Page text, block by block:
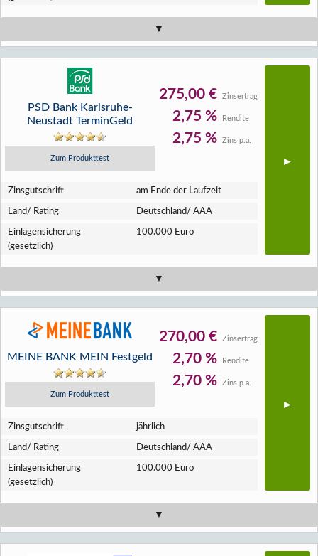
PSD Bank Karlsruhe-
Neustadt TerminGeld
Zum Produkttest
275,00 € Zinsertrag
2,75 % Rendite
2,75 % Zins p.a.
Zins­gutschrift am Ende der Laufzeit
Land/ Rating Deutschland/ AAA
Einlagen­sicherung
(gesetzlich)
100.000 Euro
MEINE BANK MEIN Festgeld
Zum Produkttest
270,00 € Zinsertrag
2,70 % Rendite
2,70 % Zins p.a.
Zins­gutschrift jährlich
Land/ Rating Deutschland/ AAA
Einlagen­sicherung
(gesetzlich)
100.000 Euro